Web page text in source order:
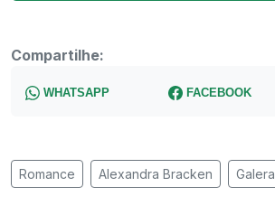
Compartilhe:
WHATSAPP FACEBOOK
Romance Alexandra Bracken Galera